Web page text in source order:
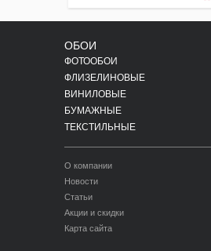
ОБОИ
ФОТООБОИ
ФЛИЗЕЛИНОВЫЕ
ВИНИЛОВЫЕ
БУМАЖНЫЕ
ТЕКСТИЛЬНЫЕ
О компании
Новости
Статьи
Акции и скидки
Карта сайта